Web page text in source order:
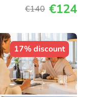
€140 €124
17% discount